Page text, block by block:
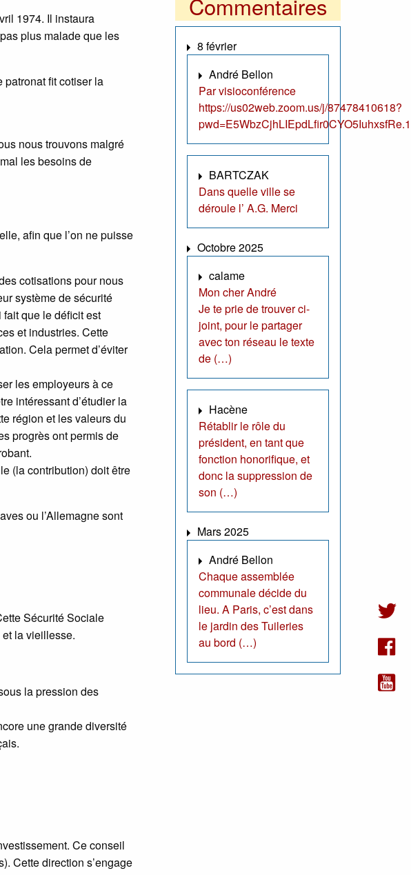
1974. Il instaura
plus malade que les
fit cotiser la
nous trouvons malgré
les besoins de
afin que l’on ne puisse
cotisations pour nous
système de sécurité
que le déficit est
et industries. Cette
Cela permet d’éviter
les employeurs à ce
intéressant d’étudier la
région et les valeurs du
progrès ont permis de
(la contribution) doit être
ou l’Allemagne sont
Sécurité Sociale
la vieillesse.
la pression des
une grande diversité
Ce conseil
Cette direction s’engage
8 février
André Bellon
Par visioconférence
https://us02web.zoom.us/j/87478410618?
BARTCZAK
Dans quelle ville se
déroule l’ A.G. Merci
Octobre 2025
calame
Mon cher André
Je te prie de trouver ci-
joint, pour le partager
avec ton réseau le texte
de (…)
Hacène
Rétablir le rôle du
président, en tant que
fonction honorifique, et
donc la suppression de
son (…)
Mars 2025
André Bellon
Chaque assemblée
communale décide du
lieu. A Paris, c’est dans
le jardin des Tuileries
au bord (…)